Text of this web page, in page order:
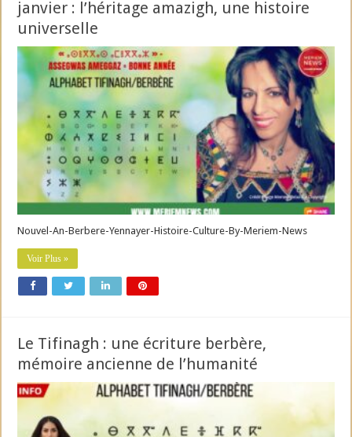
janvier : l’héritage amazigh, une histoire
universelle
Nouvel-An-Berbere-Yennayer-Histoire-Culture-By-Meriem-News
Voir Plus »
Le Tifinagh : une écriture berbère,
mémoire ancienne de l’humanité